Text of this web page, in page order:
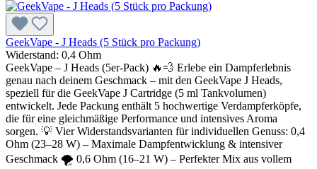
GeekVape - J Heads (5 Stück pro Packung)
Widerstand: 0,4 Ohm
GeekVape – J Heads (5er-Pack) 🔥💨 Erlebe ein Dampferlebnis
genau nach deinem Geschmack – mit den GeekVape J Heads,
speziell für die GeekVape J Cartridge (5 ml Tankvolumen)
entwickelt. Jede Packung enthält 5 hochwertige Verdampferköpfe,
die für eine gleichmäßige Performance und intensives Aroma
sorgen. 💡 Vier Widerstandsvarianten für individuellen Genuss: 0,4
Ohm (23–28 W) – Maximale Dampfentwicklung & intensiver
Geschmack 🌪️ 0,6 Ohm (16–21 W) – Perfekter Mix aus vollem